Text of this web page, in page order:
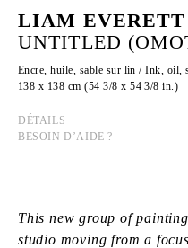
LIAM EVERETT
UNTITLED
Encre, huile, sable sur lin / Ink, oil,
138 x 138 cm (54 3/8 x 54 3/8 in.)
DÉTAILS
BESOIN D’AIDE ?
This new group of
studio moving from a